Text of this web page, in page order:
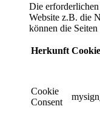
Die
Website z.B. die
können die
Herkunft Cookie
Cookie
Consent